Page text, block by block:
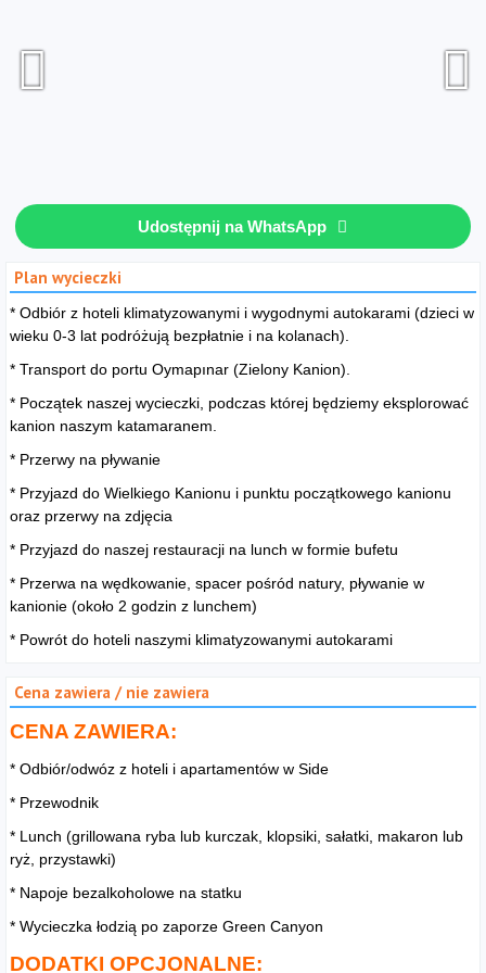
Udostępnij na WhatsApp
Plan wycieczki
* Odbiór z hoteli klimatyzowanymi i wygodnymi autokarami (dzieci w
wieku 0-3 lat podróżują bezpłatnie i na kolanach).
* Transport do portu Oymapınar (Zielony Kanion).
* Początek naszej wycieczki, podczas której będziemy eksplorować
kanion naszym katamaranem.
* Przerwy na pływanie
* Przyjazd do Wielkiego Kanionu i punktu początkowego kanionu
oraz przerwy na zdjęcia
* Przyjazd do naszej restauracji na lunch w formie bufetu
* Przerwa na wędkowanie, spacer pośród natury, pływanie w
kanionie (około 2 godzin z lunchem)
* Powrót do hoteli naszymi klimatyzowanymi autokarami
Cena zawiera / nie zawiera
CENA ZAWIERA:
* Odbiór/odwóz z hoteli i apartamentów w Side
* Przewodnik
* Lunch (grillowana ryba lub kurczak, klopsiki, sałatki, makaron lub
ryż, przystawki)
* Napoje bezalkoholowe na statku
* Wycieczka łodzią po zaporze Green Canyon
DODATKI OPCJONALNE: